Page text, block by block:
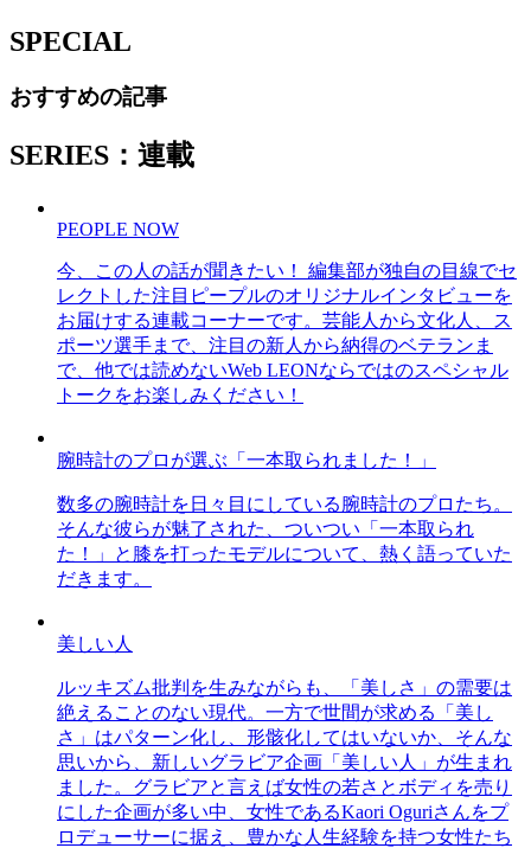
SPECIAL
おすすめの記事
SERIES：連載
PEOPLE NOW
今、この人の話が聞きたい！ 編集部が独自の目線でセ
レクトした注目ピープルのオリジナルインタビューを
お届けする連載コーナーです。芸能人から文化人、ス
ポーツ選手まで、注目の新人から納得のベテランま
で、他では読めないWeb LEONならではのスペシャル
トークをお楽しみください！
腕時計のプロが選ぶ「一本取られました！」
数多の腕時計を日々目にしている腕時計のプロたち。
そんな彼らが魅了された、ついつい「一本取られ
た！」と膝を打ったモデルについて、熱く語っていた
だきます。
美しい人
ルッキズム批判を生みながらも、「美しさ」の需要は
絶えることのない現代。一方で世間が求める「美し
さ」はパターン化し、形骸化してはいないか、そんな
思いから、新しいグラビア企画「美しい人」が生まれ
ました。グラビアと言えば女性の若さとボディを売り
にした企画が多い中、女性であるKaori Oguriさんをプ
ロデューサーに据え、豊かな人生経験を持つ女性たち